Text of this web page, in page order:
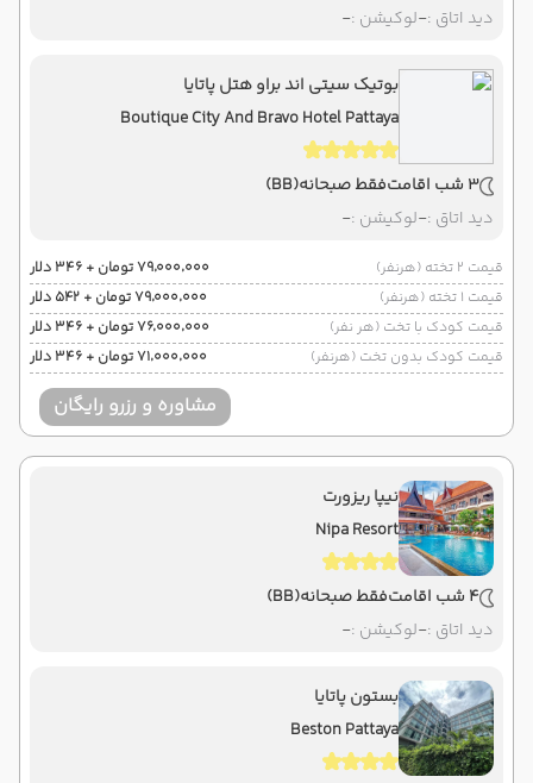
دید اتاق :-لوکیشن :-
بوتیک سیتی اند براو هتل پاتایا
Boutique City And Bravo Hotel Pattaya
3 شب اقامت فقط صبحانه(BB)
دید اتاق :-لوکیشن :-
قیمت 2 تخته (هرنفر)
۷۹٬۰۰۰٬۰۰۰ تومان + ۳۴۶ دلار
قیمت 1 تخته (هرنفر)
۷۹٬۰۰۰٬۰۰۰ تومان + ۵۴۲ دلار
قیمت کودک با تخت (هر نفر)
۷۶٬۰۰۰٬۰۰۰ تومان + ۳۴۶ دلار
قیمت کودک بدون تخت (هرنفر)
۷۱٬۰۰۰٬۰۰۰ تومان + ۳۴۶ دلار
مشاوره و رزرو رایگان
نیپا ریزورت
Nipa Resort
4 شب اقامت فقط صبحانه(BB)
دید اتاق :-لوکیشن :-
بستون پاتایا
Beston Pattaya